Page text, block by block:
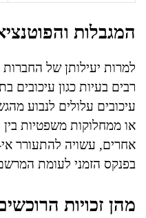
המגבלות
למרות יעילותן של
רבים בעיות כגון עיכובים
עיכובים עלולים לנבוע
או ממחלוקות משפטיות
אחרים, עשויה להתעורר
בפנקס הזמני לעומת
מהן זכויות